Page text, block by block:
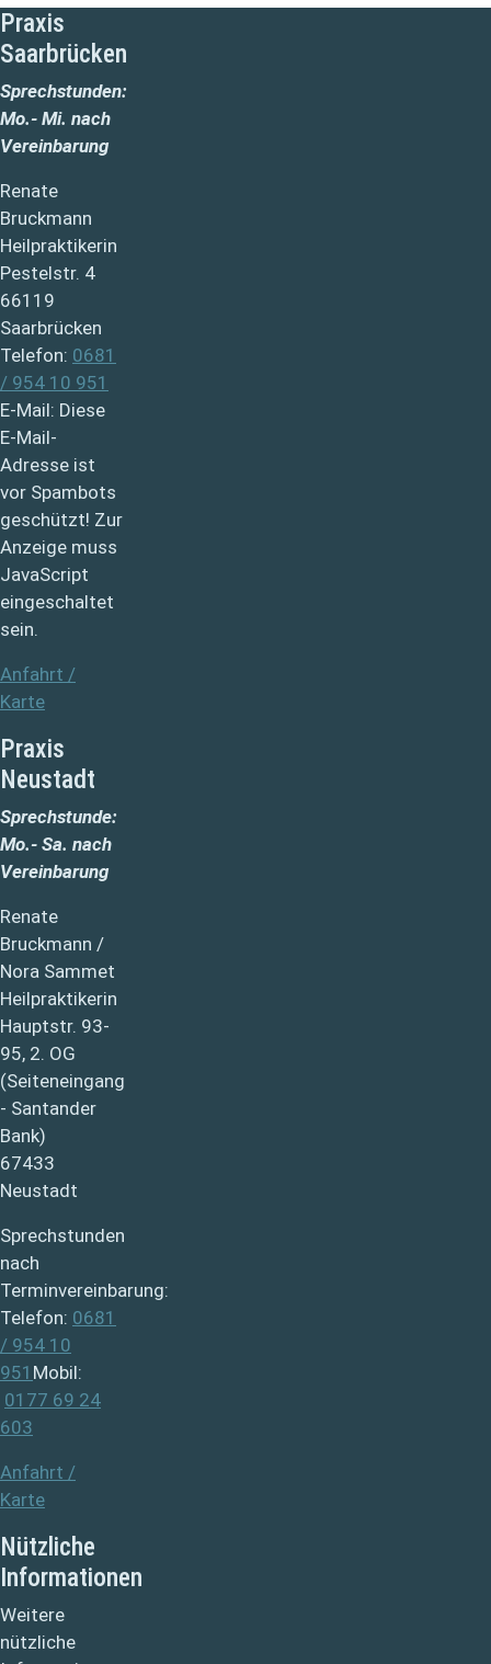
Praxis
Saarbrücken
Sprechstunden:
Mo.- Mi. nach
Vereinbarung
Renate
Bruckmann
Heilpraktikerin
Pestelstr. 4
66119
Saarbrücken
Telefon: 0681
/ 954 10 951
E-Mail: Diese
E-Mail-
Adresse ist
vor Spambots
geschützt! Zur
Anzeige muss
JavaScript
eingeschaltet
sein.
Anfahrt /
Karte
Praxis
Neustadt
Sprechstunde:
Mo.- Sa. nach
Vereinbarung
Renate
Bruckmann /
Nora Sammet
Heilpraktikerin
Hauptstr. 93-
95, 2. OG
(Seiteneingang
- Santander
Bank)
67433
Neustadt
Sprechstunden
nach
Terminvereinbarung:
Telefon: 0681
/ 954 10
951 Mobil:
0177 69 24
603
Anfahrt /
Karte
Nützliche
Informationen
Weitere
nützliche